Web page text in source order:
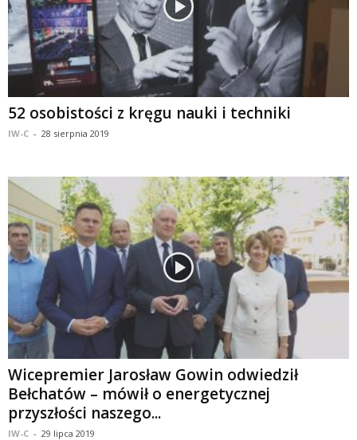
52 osobistości z kręgu nauki i techniki
IW-C - 28 sierpnia 2019
Wicepremier Jarosław Gowin odwiedził
Bełchatów – mówił o energetycznej
przyszłości naszego...
IW-C - 29 lipca 2019